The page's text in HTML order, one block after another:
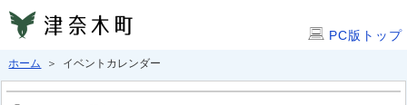
PC版トップ
ホーム ＞ イベントカレンダー